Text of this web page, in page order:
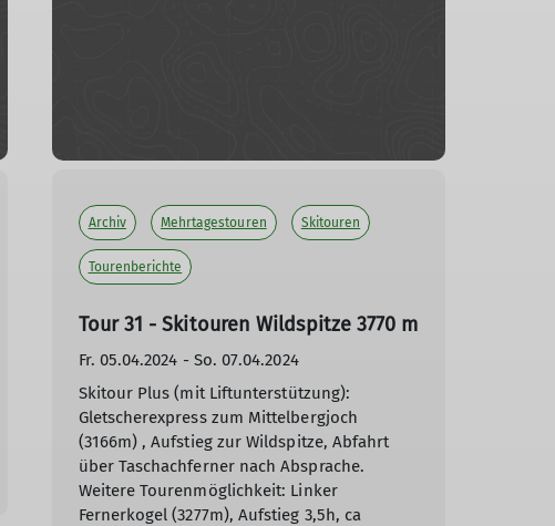
Archiv Mehrtagestouren Skitouren
Tourenberichte
Tour 31 - Skitouren Wildspitze 3770 m
Fr. 05.04.2024 - So. 07.04.2024
Skitour Plus (mit Liftunterstützung):
Gletscherexpress zum Mittelbergjoch
(3166m) , Aufstieg zur Wildspitze, Abfahrt
über Taschachferner nach Absprache.
Weitere Tourenmöglichkeit: Linker
Fernerkogel (3277m), Aufstieg 3,5h, ca